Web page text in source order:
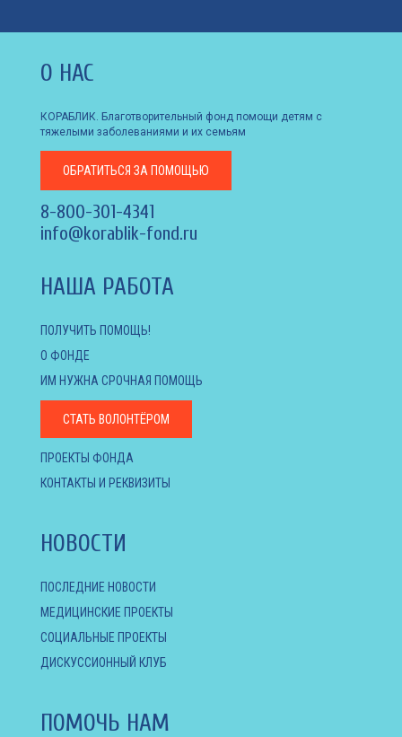
О НАС
КОРАБЛИК. Благотворительный фонд помощи детям с
тяжелыми заболеваниями и их семьям
ОБРАТИТЬСЯ ЗА ПОМОЩЬЮ
8-800-301-4341
info@korablik-fond.ru
НАША РАБОТА
ПОЛУЧИТЬ ПОМОЩЬ!
О ФОНДЕ
ИМ НУЖНА СРОЧНАЯ ПОМОЩЬ
СТАТЬ ВОЛОНТЁРОМ
ПРОЕКТЫ ФОНДА
КОНТАКТЫ И РЕКВИЗИТЫ
НОВОСТИ
ПОСЛЕДНИЕ НОВОСТИ
МЕДИЦИНСКИЕ ПРОЕКТЫ
СОЦИАЛЬНЫЕ ПРОЕКТЫ
ДИСКУССИОННЫЙ КЛУБ
ПОМОЧЬ НАМ